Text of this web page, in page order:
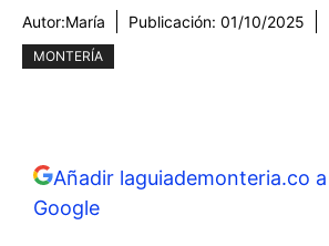
Autor:María Publicación: 01/10/2025
MONTERÍA
Añadir laguiademonteria.co
Google